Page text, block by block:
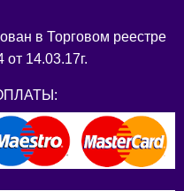
в Торговом реестре
14.03.17г.